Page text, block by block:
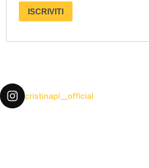
ISCRIVITI
cristinapi__official